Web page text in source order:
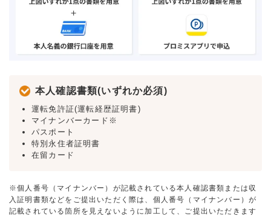
本人確認書類(いずれか必須)
運転免許証(運転経歴証明書)
マイナンバーカード※
パスポート
特別永住者証明書
在留カード
※個人番号（マイナンバー）が記載されている本人確認書類または収
入証明書類などをご提出いただく際は、個人番号（マイナンバー）が
記載されている箇所を見えないように加工して、ご提出いただきます